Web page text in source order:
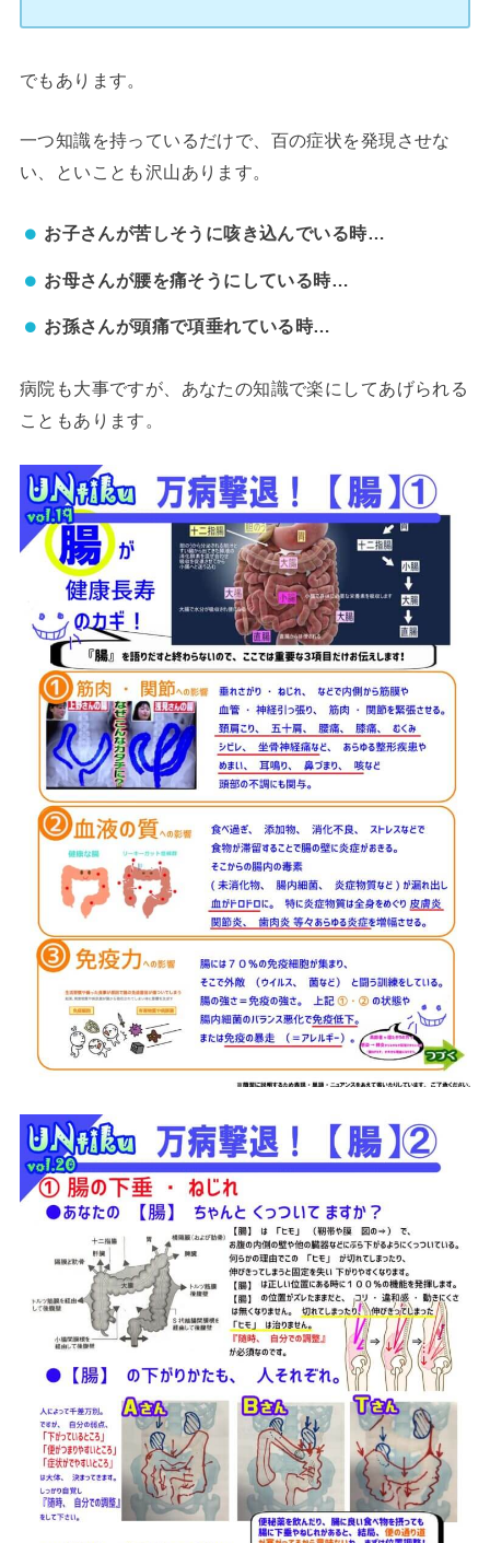
でもあります。
一つ知識を持っているだけで、百の症状を発現させな
い、といことも沢山あります。
お子さんが苦しそうに咳き込んでいる時…
お母さんが腰を痛そうにしている時…
お孫さんが頭痛で項垂れている時…
病院も大事ですが、あなたの知識で楽にしてあげられる
こともあります。